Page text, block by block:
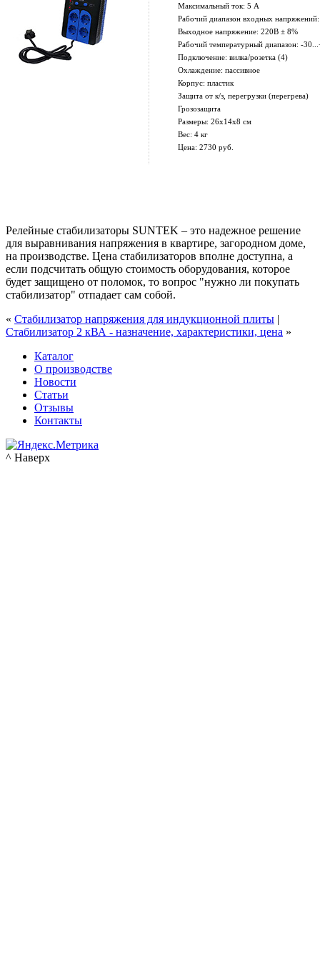
Максимальный ток: 5 А
Рабочий диапазон входных
Выходное напряжение: 220В ± 8%
Рабочий температурный диапазон: -
Подключение: вилка/розетка (4)
Охлаждение: пассивное
Корпус: пластик
Защита от к/з, перегрузки (перегрева)
Грозозащита
Размеры: 26х14х8 см
Вес: 4 кг
Цена: 2730 руб.
Релейные стабилизаторы SUNTEK – это надежное решение
для выравнивания напряжения в квартире, загородном доме,
на производстве. Цена стабилизаторов вполне доступна, а
если подсчитать общую стоимость оборудования, которое
будет защищено от поломок, то вопрос "нужно ли покупать
стабилизатор" отпадает сам собой.
« Стабилизатор напряжения для индукционной плиты |
Стабилизатор 2 кВА - назначение, характеристики, цена »
Каталог
О производстве
Новости
Статьи
Отзывы
Контакты
^ Наверх